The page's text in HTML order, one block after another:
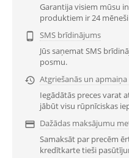
Garantija visiem mūsu
produktiem ir 24 mēneši

SMS brīdinājums
Jūs saņemat SMS
posmu.
 Atgriešanās un
Iegādātās preces varat
jābūt visu rūpnīciskas
 Dažādas maksājumu
Samaksāt par precēm
kredītkarte tieši